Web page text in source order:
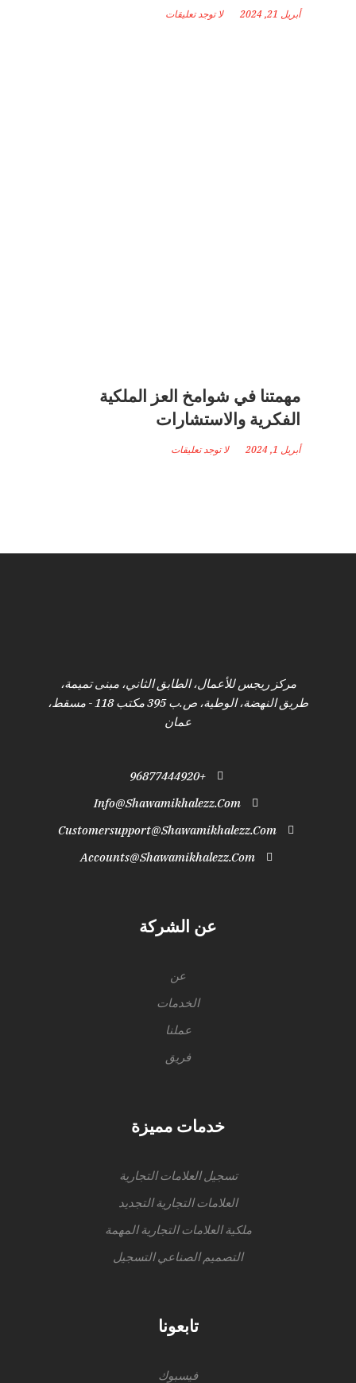
أبريل 21, 2024 لا توجد تعليقات
مهمتنا في شوامخ العز الملكية
الفكرية والاستشارات
أبريل 1, 2024 لا توجد تعليقات
مركز ريجس للأعمال، الطابق الثاني، مبنى تميمة،
طريق النهضة، الوطية، ص.ب 395 مكتب 118 - مسقط،
عمان
+96877444920
Info@shawamikhalezz.com
Customersupport@shawamikhalezz.com
Accounts@shawamikhalezz.com
عن الشركة
عن
الخدمات
عملنا
فريق
خدمات مميزة
تسجيل العلامات التجارية
العلامات التجارية التجديد
ملكية العلامات التجارية المهمة
التصميم الصناعي التسجيل
تابعونا
فيسبوك